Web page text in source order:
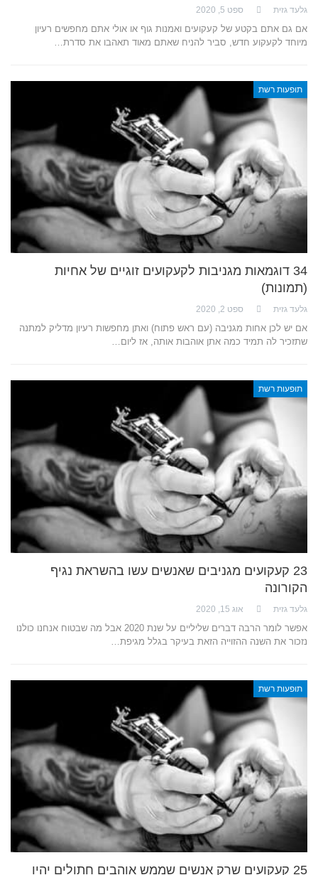
גלעד גזית ספט 5, 2020
אם גם אתם בקטע של קעקועים ואמנות גוף או אולי אתם מחפשים רעיון
מיוחד לקעקוע חדש, סביר להניח שאתם מאוד תאהבו את סדרת…
תופעות רשת
34 דוגמאות מגניבות לקעקועים זוגיים של אחיות
(תמונות)
גלעד גזית ספט 2, 2020
אם יש לכן אחות מגניבה (עם ראש פתוח) ואתן מחפשות רעיון מדליק למתנה
שתזכיר לה תמיד כמה אתן אוהבות אותה, אז ליום…
תופעות רשת
23 קעקועים מגניבים שאנשים עשו בהשראת נגיף
הקורונה
גלעד גזית אוג 15, 2020
אפשר לומר הרבה דברים שליליים על שנת 2020 אבל מה שבטוח אנחנו כולנו
נזכור את השנה ההזוייה הזאת בעיקר בגלל מגיפת…
תופעות רשת
25 קעקועים שרק אנשים שממש אוהבים חתולים יהיו